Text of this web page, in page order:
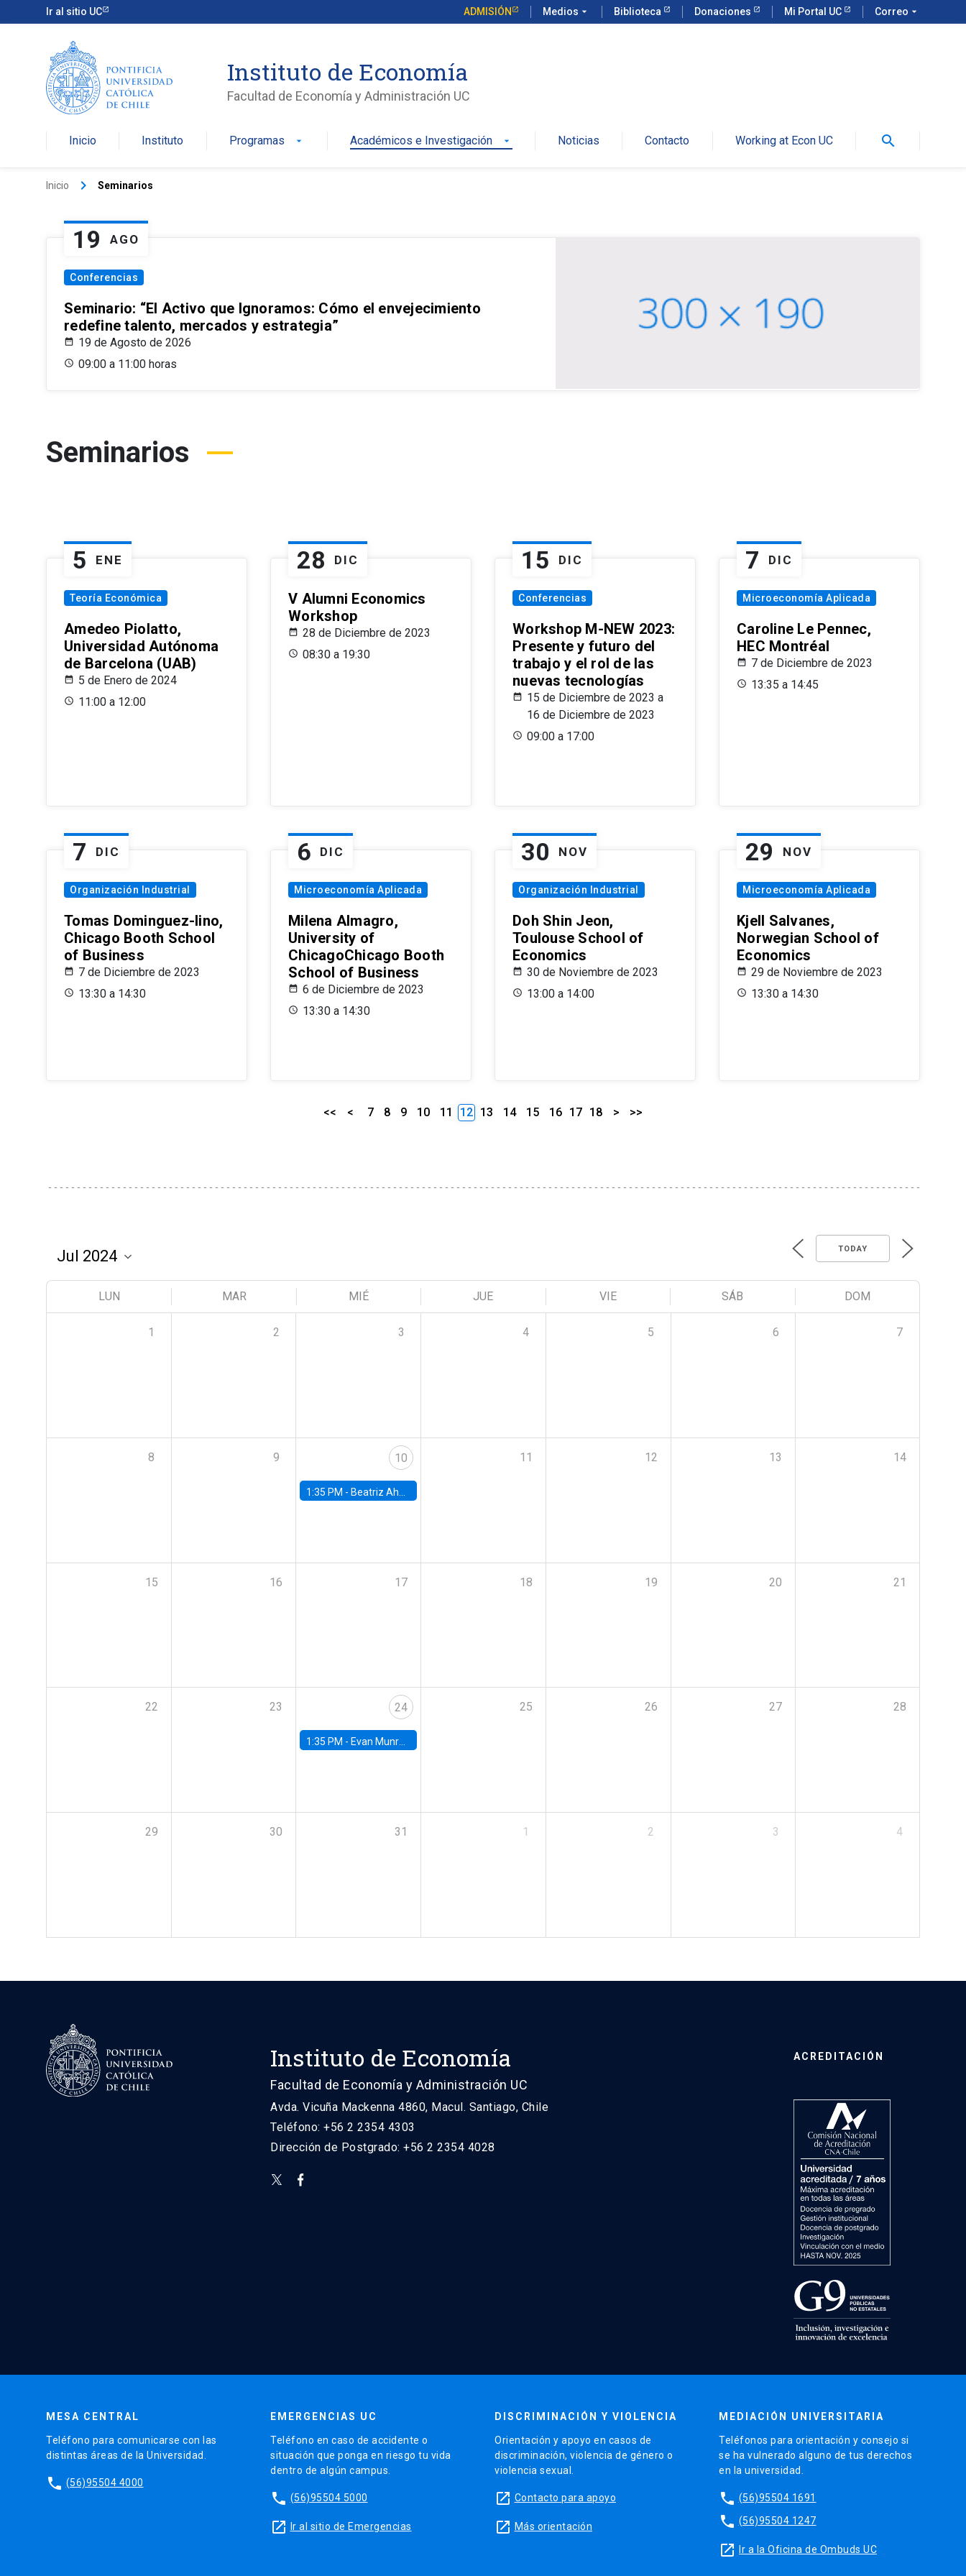
Ir al sitio UC ADMISIÓN Medios arrow_drop_down Biblioteca Donaciones Mi Portal UC Correo arrow_drop_down
Instituto de Economía
Facultad de Economía y Administración UC
Inicio Instituto Programas arrow_drop_down Académicos e Investigación arrow_drop_down Noticias Contacto Working at Econ UC search
Inicio keyboard_arrow_right Seminarios
19 AGO
Conferencias
Seminario: “El Activo que Ignoramos: Cómo el envejecimiento
redefine talento, mercados y estrategia”
19 de Agosto de 2026
09:00 a 11:00 horas
Seminarios
5 ENE
Teoría Económica
Amedeo Piolatto,
Universidad Autónoma
de Barcelona (UAB)
5 de Enero de 2024
11:00 a 12:00
28 DIC
V Alumni Economics
Workshop
28 de Diciembre de 2023
08:30 a 19:30
15 DIC
Conferencias
Workshop M-NEW 2023:
Presente y futuro del
trabajo y el rol de las
nuevas tecnologías
15 de Diciembre de 2023 a
16 de Diciembre de 2023
09:00 a 17:00
7 DIC
Microeconomía Aplicada
Caroline Le Pennec,
HEC Montréal
7 de Diciembre de 2023
13:35 a 14:45
7 DIC
Organización Industrial
Tomas Dominguez-Iino,
Chicago Booth School
of Business
7 de Diciembre de 2023
13:30 a 14:30
6 DIC
Microeconomía Aplicada
Milena Almagro,
University of
ChicagoChicago Booth
School of Business
6 de Diciembre de 2023
13:30 a 14:30
30 NOV
Organización Industrial
Doh Shin Jeon,
Toulouse School of
Economics
30 de Noviembre de 2023
13:00 a 14:00
29 NOV
Microeconomía Aplicada
Kjell Salvanes,
Norwegian School of
Economics
29 de Noviembre de 2023
13:30 a 14:30
<< < 7 8 9 10 11 12 13 14 15 16 17 18 > >>
TODAY
LUN MAR MIÉ JUE VIE SÁB DOM
1 2 3 4 5 6 7
8 9 10
1:35 PM - Beatriz Ahumada, PhD candidate, Universidad de Pittsburgh
11 12 13 14
15 16 17 18 19 20 21
22 23 24
1:35 PM - Evan Munro, Neyman Visiting Assistant Professor in the Department of Statistics at UC Berkeley
25 26 27 28
29 30 31 1 2 3 4
Instituto de Economía
Facultad de Economía y Administración UC
Avda. Vicuña Mackenna 4860, Macul. Santiago, Chile
Teléfono: +56 2 2354 4303
Dirección de Postgrado: +56 2 2354 4028
ACREDITACIÓN
MESA CENTRAL
Teléfono para comunicarse con las
distintas áreas de la Universidad.
phone (56)95504 4000
EMERGENCIAS UC
Teléfono en caso de accidente o
situación que ponga en riesgo tu vida
dentro de algún campus.
phone (56)95504 5000
launch Ir al sitio de Emergencias
DISCRIMINACIÓN Y VIOLENCIA
Orientación y apoyo en casos de
discriminación, violencia de género o
violencia sexual.
launch Contacto para apoyo
launch Más orientación
MEDIACIÓN UNIVERSITARIA
Teléfonos para orientación y consejo si
se ha vulnerado alguno de tus derechos
en la universidad.
phone (56)95504 1691
phone (56)95504 1247
launch Ir a la Oficina de Ombuds UC